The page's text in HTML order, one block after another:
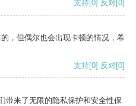
支持[0] 反对[0]
，但偶尔也会出现卡顿的情况，希
支持[0] 反对[0]
带来了无限的隐私保护和安全性保